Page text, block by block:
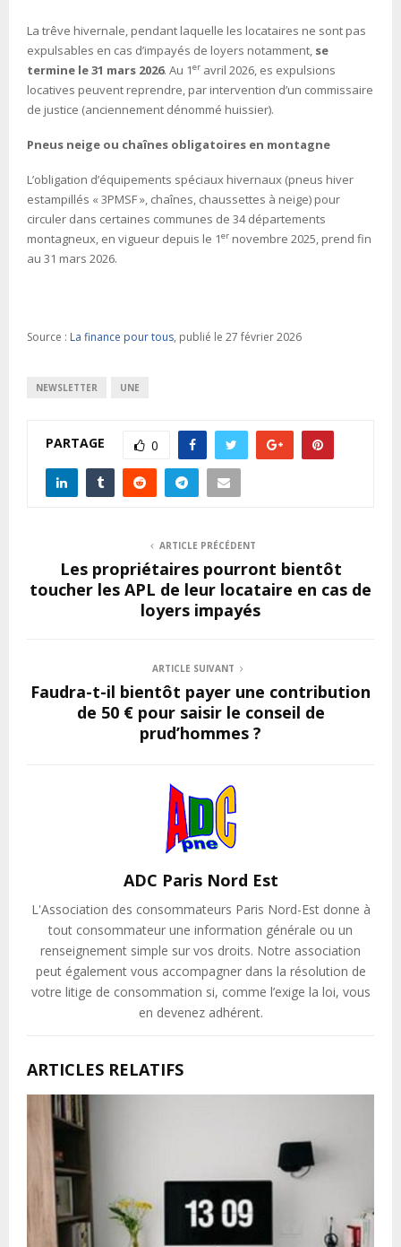
La trêve hivernale, pendant laquelle les locataires ne sont pas
expulsables en cas d’impayés de loyers notamment, se
termine le 31 mars 2026. Au 1er avril 2026, es expulsions
locatives peuvent reprendre, par intervention d’un commissaire
de justice (anciennement dénommé huissier).
Pneus neige ou chaînes obligatoires en montagne
L’obligation d’équipements spéciaux hivernaux (pneus hiver
estampillés « 3PMSF », chaînes, chaussettes à neige) pour
circuler dans certaines communes de 34 départements
montagneux, en vigueur depuis le 1er novembre 2025, prend fin
au 31 mars 2026.
Source : La finance pour tous, publié le 27 février 2026
NEWSLETTER UNE
PARTAGE 0
ARTICLE PRÉCÉDENT
Les propriétaires pourront bientôt
toucher les APL de leur locataire en cas de
loyers impayés
ARTICLE SUIVANT
Faudra-t-il bientôt payer une contribution
de 50 € pour saisir le conseil de
prud’hommes ?
ADC Paris Nord Est
L'Association des consommateurs Paris Nord-Est donne à
tout consommateur une information générale ou un
renseignement simple sur vos droits. Notre association
peut également vous accompagner dans la résolution de
votre litige de consommation si, comme l’exige la loi, vous
en devenez adhérent.
ARTICLES RELATIFS